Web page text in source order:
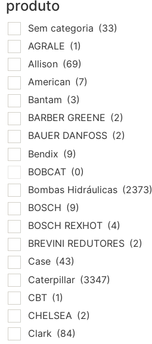
produto
Sem categoria (33)
AGRALE (1)
Allison (69)
American (7)
Bantam (3)
BARBER GREENE (2)
BAUER DANFOSS (2)
Bendix (9)
BOBCAT (0)
Bombas Hidráulicas (2373)
BOSCH (9)
BOSCH REXHOT (4)
BREVINI REDUTORES (2)
Case (43)
Caterpillar (3347)
CBT (1)
CHELSEA (2)
Clark (84)